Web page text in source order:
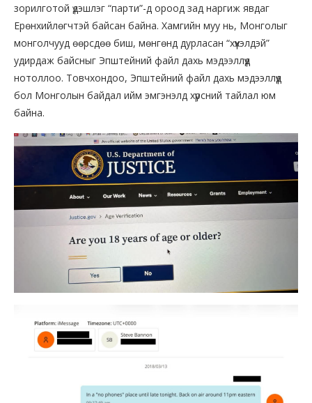
зорилготой үдэшлэг “парти”-д ороод зад наргиж явдаг
Ерөнхийлөгчтэй байсан байна. Хамгийн муу нь, Монголыг
монголчууд өөрсдөө биш, мөнгөнд дурласан “хүүхэлдэй”
удирдаж байсныг Эпштейний файл дахь мэдээллүүд
нотоллоо. Товчхондоо, Эпштейний файл дахь мэдээллүүд
бол Монголын байдал ийм эмгэнэлд хүрсний тайлал юм
байна.